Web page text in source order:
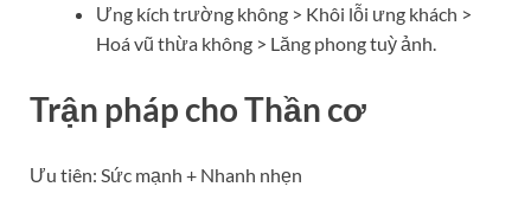
Ưng kích trường không > Khôi lỗi ưng khách >
Hoá vũ thừa không > Lăng phong tuỳ ảnh.
Trận pháp cho Thần cơ
Ưu tiên: Sức mạnh + Nhanh nhẹn